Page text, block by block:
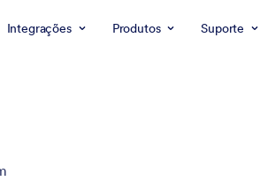
Integrações Produtos Suporte